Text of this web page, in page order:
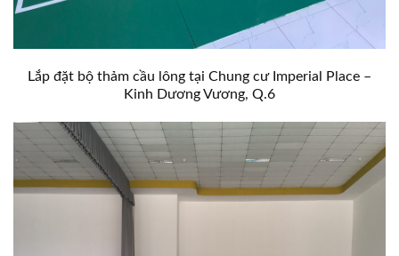
Lắp đặt bộ thảm cầu lông tại Chung cư Imperial Place –
Kinh Dương Vương, Q.6